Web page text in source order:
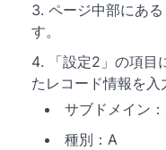
ページ中部にあ
す。
「設定2」の項
たレコード情報を入
サブドメイン
種別：A